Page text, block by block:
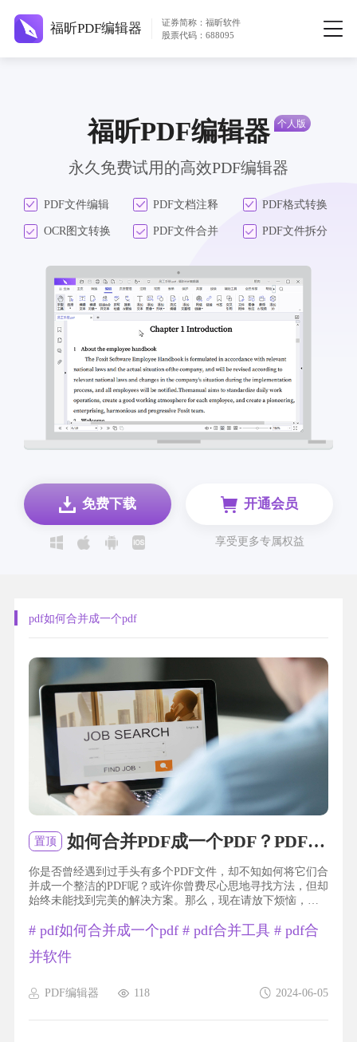
福昕PDF编辑器
证券简称：福昕软件
股票代码：688095
福昕PDF编辑器
永久免费试用的高效PDF编辑器
PDF文件编辑 PDF文档注释 PDF格式转换
OCR图文转换 PDF文件合并 PDF文件拆分
免费下载 开通会员
享受更多专属权益
pdf如何合并成一个pdf
置顶 如何合并PDF成一个PDF？PDF如何合并？
你是否曾经遇到过手头有多个PDF文件，却不知如何将它们合
并成一个整洁的PDF呢？或许你曾费尽心思地寻找方法，但却
始终未能找到完美的解决方案。那么，现在请放下烦恼，因
刃而解。跟随我的步伐，让我们一起揭开这个神秘而又有趣
助用户将多个PDF文件合并成一个PDF文件。用户只需打开这
PDF编辑器 2024-06-05
118
# pdf如何合并成一个pdf# pdf合并工具# pdf合
并软件